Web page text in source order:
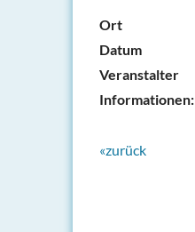
Ort
Datum
Veranstalter
Informationen:
«zurück